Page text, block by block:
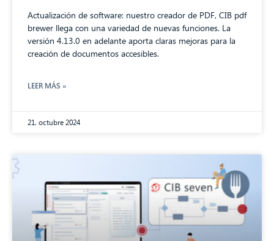
Actualización de software: nuestro creador de PDF, CIB pdf
brewer llega con una variedad de nuevas funciones. La
versión 4.13.0 en adelante aporta claras mejoras para la
creación de documentos accesibles.
LEER MÁS »
21. octubre 2024